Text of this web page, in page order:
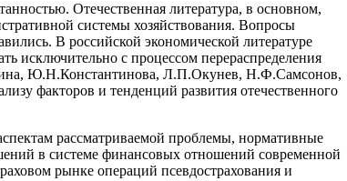
Отечественная литература, в основном,
системы хозяйствования. Вопросы
В российской экономической литературе
исключительно с процессом перераспределения
Ю.Н.Константинова, Л.П.Окунев, Н.Ф.Самсонов,
факторов и тенденций развития отечественного
рассматриваемой проблемы, нормативные
в системе финансовых отношений современной
рынке операций псевдострахования и